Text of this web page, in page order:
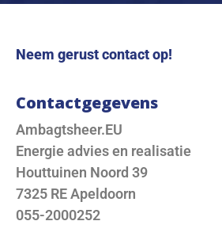
Neem gerust contact op!
Contactgegevens
Ambagtsheer.EU
Energie advies en realisatie
Houttuinen Noord 39
7325 RE Apeldoorn
055-2000252